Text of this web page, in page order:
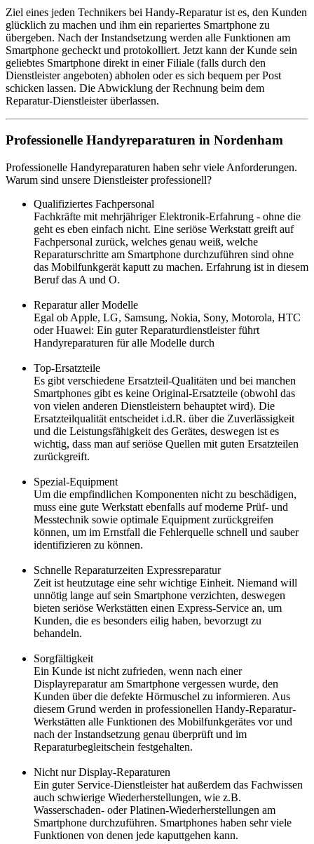
Ziel eines jeden Technikers bei Handy-Reparatur ist es, den Kunden
glücklich zu machen und ihm ein repariertes Smartphone zu
übergeben. Nach der Instandsetzung werden alle Funktionen am
Smartphone gecheckt und protokolliert. Jetzt kann der Kunde sein
geliebtes Smartphone direkt in einer Filiale (falls durch den
Dienstleister angeboten) abholen oder es sich bequem per Post
schicken lassen. Die Abwicklung der Rechnung beim dem
Reparatur-Dienstleister überlassen.
Professionelle Handyreparaturen in Nordenham
Professionelle Handyreparaturen haben sehr viele Anforderungen.
Warum sind unsere Dienstleister professionell?
Qualifiziertes Fachpersonal
Fachkräfte mit mehrjähriger Elektronik-Erfahrung - ohne die
geht es eben einfach nicht. Eine seriöse Werkstatt greift auf
Fachpersonal zurück, welches genau weiß, welche
Reparaturschritte am Smartphone durchzuführen sind ohne
das Mobilfunkgerät kaputt zu machen. Erfahrung ist in diesem
Beruf das A und O.
Reparatur aller Modelle
Egal ob Apple, LG, Samsung, Nokia, Sony, Motorola, HTC
oder Huawei: Ein guter Reparaturdienstleister führt
Handyreparaturen für alle Modelle durch
Top-Ersatzteile
Es gibt verschiedene Ersatzteil-Qualitäten und bei manchen
Smartphones gibt es keine Original-Ersatzteile (obwohl das
von vielen anderen Dienstleistern behauptet wird). Die
Ersatzteilqualität entscheidet i.d.R. über die Zuverlässigkeit
und die Leistungsfähigkeit des Gerätes, deswegen ist es
wichtig, dass man auf seriöse Quellen mit guten Ersatzteilen
zurückgreift.
Spezial-Equipment
Um die empfindlichen Komponenten nicht zu beschädigen,
muss eine gute Werkstatt ebenfalls auf moderne Prüf- und
Messtechnik sowie optimale Equipment zurückgreifen
können, um im Ernstfall die Fehlerquelle schnell und sauber
identifizieren zu können.
Schnelle Reparaturzeiten Expressreparatur
Zeit ist heutzutage eine sehr wichtige Einheit. Niemand will
unnötig lange auf sein Smartphone verzichten, deswegen
bieten seriöse Werkstätten einen Express-Service an, um
Kunden, die es besonders eilig haben, bevorzugt zu
behandeln.
Sorgfältigkeit
Ein Kunde ist nicht zufrieden, wenn nach einer
Displayreparatur am Smartphone vergessen wurde, den
Kunden über die defekte Hörmuschel zu informieren. Aus
diesem Grund werden in professionellen Handy-Reparatur-
Werkstätten alle Funktionen des Mobilfunkgerätes vor und
nach der Instandsetzung genau überprüft und im
Reparaturbegleitschein festgehalten.
Nicht nur Display-Reparaturen
Ein guter Service-Dienstleister hat außerdem das Fachwissen
auch schwierige Wiederherstellungen, wie z.B.
Wasserschaden- oder Platinen-Wiederherstellungen am
Smartphone durchzuführen. Smartphones haben sehr viele
Funktionen von denen jede kaputtgehen kann.